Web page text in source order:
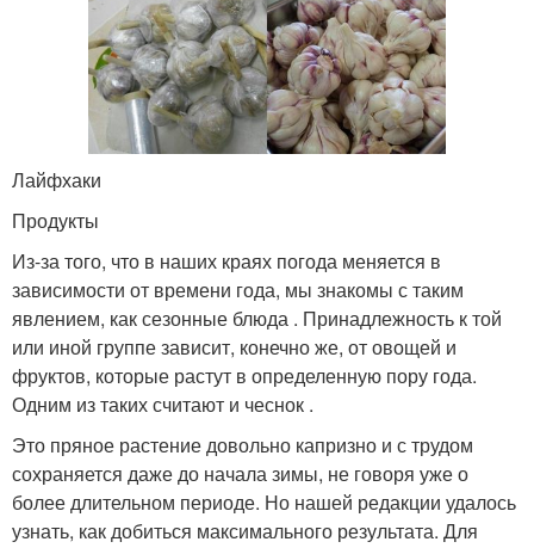
Лайфхаки
Продукты
Из-за того, что в наших краях погода меняется в
зависимости от времени года, мы знакомы с таким
явлением, как сезонные блюда . Принадлежность к той
или иной группе зависит, конечно же, от овощей и
фруктов, которые растут в определенную пору года.
Одним из таких считают и чеснок .
Это пряное растение довольно капризно и с трудом
сохраняется даже до начала зимы, не говоря уже о
более длительном периоде. Но нашей редакции удалось
узнать, как добиться максимального результата. Для